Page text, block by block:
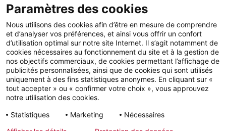
FacebookLinkedIn
YouTube LinkedIn Facebook
Instagram
Paramètres des cookies
Nous utilisons des cookies afin d’être en mesure de comprendre
et d’analyser vos préférences, et ainsi vous offrir un confort
d’utilisation optimal sur notre site Internet. Il s’agit notamment de
cookies nécessaires au fonctionnement du site et à la gestion de
nos objectifs commerciaux, de cookies permettant l’affichage de
publicités personnalisées, ainsi que de cookies qui sont utilisés
uniquement à des fins statistiques anonymes. En cliquant sur «
tout accepter » ou « confirmer votre choix », vous approuvez
notre utilisation des cookies.
Statistiques
Marketing
Nécessaires